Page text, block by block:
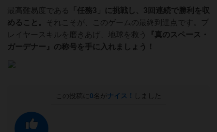
最高難易度である
「任務3」に挑戦し、3回連続で勝利を収
めること。
それこそが、このゲームの最終到達点です。プ
レイヤースキルを磨きあげ、地球を救う
『真のスペース・
ガーデナー』の称号を手に入れましょう！
この投稿に 0名がナイス！ しました